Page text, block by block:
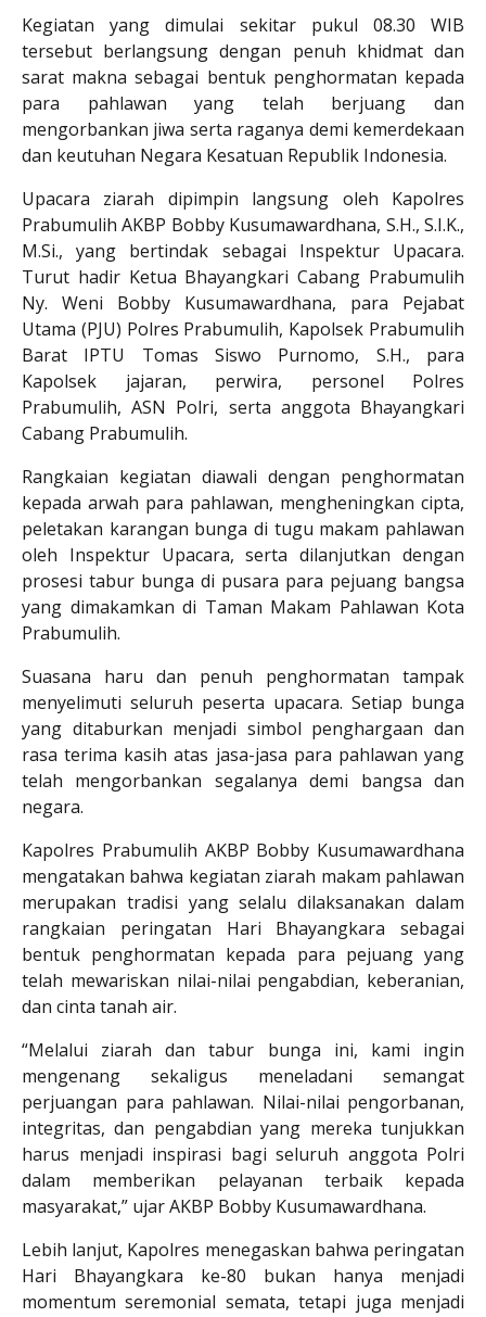
Kegiatan yang dimulai sekitar pukul 08.30 WIB
tersebut berlangsung dengan penuh khidmat dan
sarat makna sebagai bentuk penghormatan kepada
para pahlawan yang telah berjuang dan
mengorbankan jiwa serta raganya demi kemerdekaan
dan keutuhan Negara Kesatuan Republik Indonesia.
Upacara ziarah dipimpin langsung oleh Kapolres
Prabumulih AKBP Bobby Kusumawardhana, S.H., S.I.K.,
M.Si., yang bertindak sebagai Inspektur Upacara.
Turut hadir Ketua Bhayangkari Cabang Prabumulih
Ny. Weni Bobby Kusumawardhana, para Pejabat
Utama (PJU) Polres Prabumulih, Kapolsek Prabumulih
Barat IPTU Tomas Siswo Purnomo, S.H., para
Kapolsek jajaran, perwira, personel Polres
Prabumulih, ASN Polri, serta anggota Bhayangkari
Cabang Prabumulih.
Rangkaian kegiatan diawali dengan penghormatan
kepada arwah para pahlawan, mengheningkan cipta,
peletakan karangan bunga di tugu makam pahlawan
oleh Inspektur Upacara, serta dilanjutkan dengan
prosesi tabur bunga di pusara para pejuang bangsa
yang dimakamkan di Taman Makam Pahlawan Kota
Prabumulih.
Suasana haru dan penuh penghormatan tampak
menyelimuti seluruh peserta upacara. Setiap bunga
yang ditaburkan menjadi simbol penghargaan dan
rasa terima kasih atas jasa-jasa para pahlawan yang
telah mengorbankan segalanya demi bangsa dan
negara.
Kapolres Prabumulih AKBP Bobby Kusumawardhana
mengatakan bahwa kegiatan ziarah makam pahlawan
merupakan tradisi yang selalu dilaksanakan dalam
rangkaian peringatan Hari Bhayangkara sebagai
bentuk penghormatan kepada para pejuang yang
telah mewariskan nilai-nilai pengabdian, keberanian,
dan cinta tanah air.
“Melalui ziarah dan tabur bunga ini, kami ingin
mengenang sekaligus meneladani semangat
perjuangan para pahlawan. Nilai-nilai pengorbanan,
integritas, dan pengabdian yang mereka tunjukkan
harus menjadi inspirasi bagi seluruh anggota Polri
dalam memberikan pelayanan terbaik kepada
masyarakat,” ujar AKBP Bobby Kusumawardhana.
Lebih lanjut, Kapolres menegaskan bahwa peringatan
Hari Bhayangkara ke-80 bukan hanya menjadi
momentum seremonial semata, tetapi juga menjadi